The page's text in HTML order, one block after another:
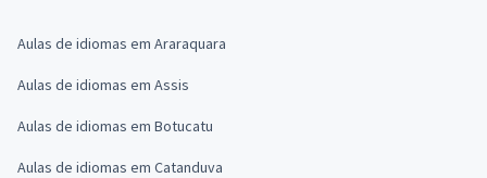
Aulas de idiomas em Araraquara
Aulas de idiomas em Assis
Aulas de idiomas em Botucatu
Aulas de idiomas em Catanduva